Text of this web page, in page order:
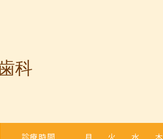
診療時間 月 火 水 木